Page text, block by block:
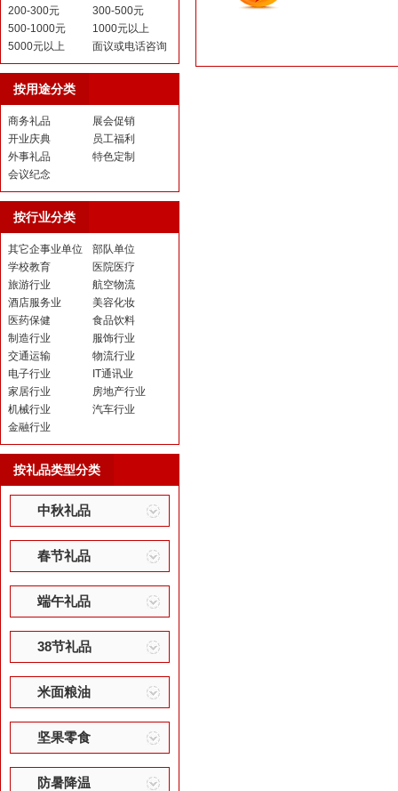
200-300元
300-500元
500-1000元
1000元以上
5000元以上
面议或电话咨询
按用途分类
商务礼品
展会促销
开业庆典
员工福利
外事礼品
特色定制
会议纪念
按行业分类
其它企事业单位
部队单位
学校教育
医院医疗
旅游行业
航空物流
酒店服务业
美容化妆
医药保健
食品饮料
制造行业
服饰行业
交通运输
物流行业
电子行业
IT通讯业
家居行业
房地产行业
机械行业
汽车行业
金融行业
按礼品类型分类
中秋礼品
春节礼品
端午礼品
38节礼品
米面粮油
坚果零食
防暑降温